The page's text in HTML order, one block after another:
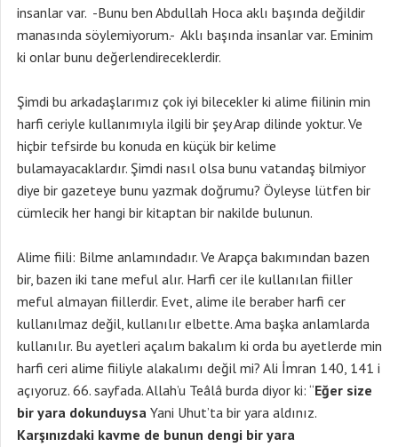
insanlar var. -Bunu ben Abdullah Hoca aklı başında değildir
manasında söylemiyorum.- Aklı başında insanlar var. Eminim
ki onlar bunu değerlendireceklerdir.
Şimdi bu arkadaşlarımız çok iyi bilecekler ki alime fiilinin min
harfi ceriyle kullanımıyla ilgili bir şey Arap dilinde yoktur. Ve
hiçbir tefsirde bu konuda en küçük bir kelime
bulamayacaklardır. Şimdi nasıl olsa bunu vatandaş bilmiyor
diye bir gazeteye bunu yazmak doğrumu? Öyleyse lütfen bir
cümlecik her hangi bir kitaptan bir nakilde bulunun.
Alime fiili: Bilme anlamındadır. Ve Arapça bakımından bazen
bir, bazen iki tane meful alır. Harfi cer ile kullanılan fiiller
meful almayan fiillerdir. Evet, alime ile beraber harfi cer
kullanılmaz değil, kullanılır elbette. Ama başka anlamlarda
kullanılır. Bu ayetleri açalım bakalım ki orda bu ayetlerde min
harfi ceri alime fiiliyle alakalımı değil mi? Ali İmran 140, 141 i
açıyoruz. 66. sayfada. Allah’u Teâlâ burda diyor ki: “Eğer size
bir yara dokunduysa Yani Uhut’ta bir yara aldınız.
Karşınızdaki kavme de bunun dengi bir yara